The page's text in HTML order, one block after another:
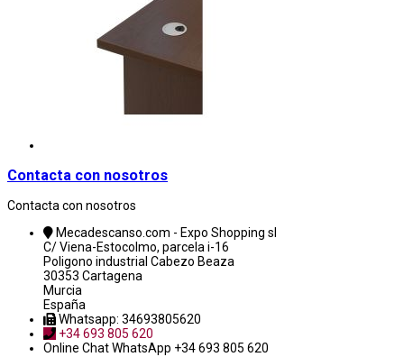
Contacta con nosotros
Contacta con nosotros
Mecadescanso.com - Expo Shopping sl
C/ Viena-Estocolmo, parcela i-16
Poligono industrial Cabezo Beaza
30353 Cartagena
Murcia
España
Whatsapp: 34693805620
+34 693 805 620
Online ChatWhatsApp +34 693 805 620